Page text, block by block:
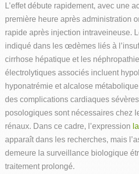
L’effet débute rapidement, avec une
première heure après administration
rapide après injection intraveineuse.
indiqué dans les œdèmes liés à
cirrhose hépatique et les
électrolytiques associés incluent
hyponatrémie et alcalose
des complications cardiaques
posologiques sont nécessaires chez
rénaux. Dans ce cadre, l’expression
apparaît dans les recherches, mais
demeure la surveillance biologique
traitement prolongé.